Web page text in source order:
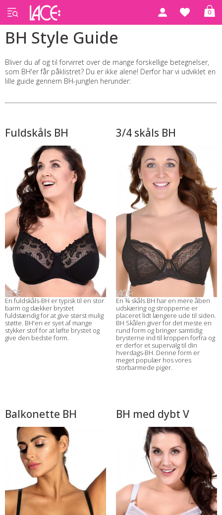
0
BH Style Guide
Bliver du af og til forvirret over de mange forskellige betegnelser,
som BH'er får påklistret? Du er ikke alene! Derfor har vi udviklet en
lille guide gennem BH-junglen herunder:
Fuldskåls BH
En fuldskåls-BH er typisk til en stor
barm og dækker brystet
fuldstændig for at give størst mulig
støtte. BH'en er syet af mange
stykker stof for at løfte brystet og
give den bedste form.
3/4 skåls BH
En ¾ skåls BH har en mere åben
udskæring og stropperne er
placeret lidt længere ude til siden.
BH Skålen giver for det meste en
rund form og bringer samtidig
brysterne ind til kroppen forfra og
er derfor et supervalg til din
hverdags-BH. Denne form er
meget populær hos vores
storbarmede piger.
Balkonette BH BH med dybt V